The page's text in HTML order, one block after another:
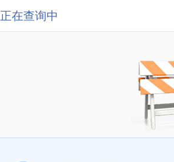
正在查询中